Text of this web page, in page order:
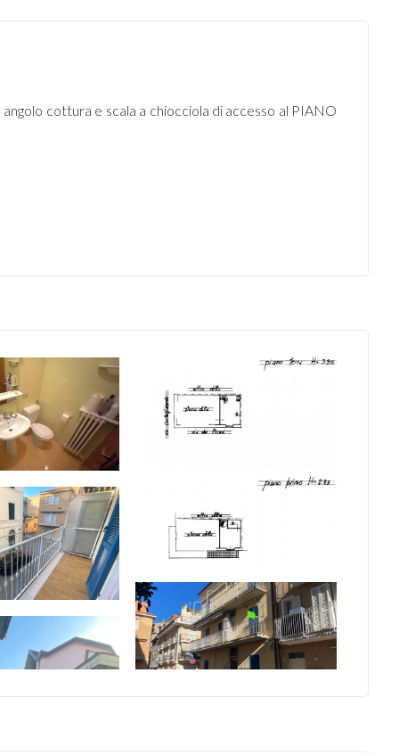
cottura e scala a chiocciola di accesso al PIANO